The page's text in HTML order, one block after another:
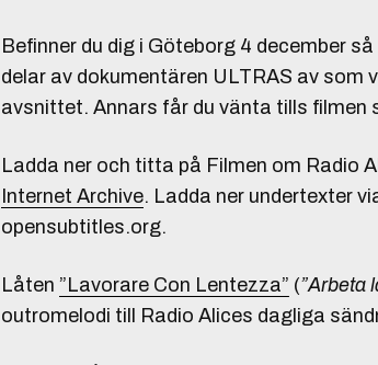
Befinner du dig i Göteborg 4 december så
delar av dokumentären ULTRAS av som
avsnittet. Annars får du vänta tills filmen
Ladda ner och titta på Filmen om Radio
Internet Archive. Ladda ner undertexter
opensubtitles.org.
Låten ”Lavorare Con Lentezza” (”Arbeta
outromelodi till Radio Alices dagliga